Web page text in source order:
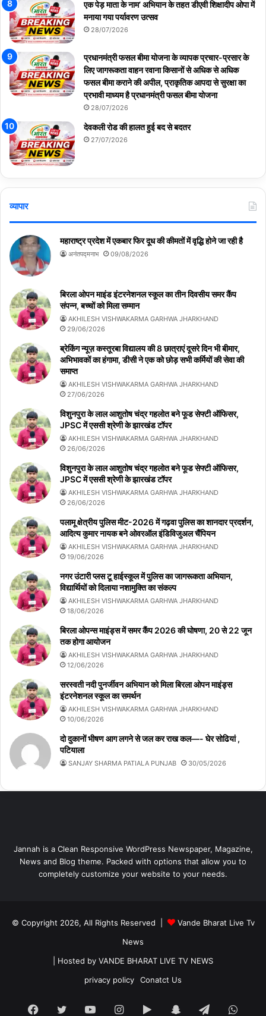
एक पेड़ माता के नाम’ अभियान के तहत डीएवी शिक्षादीप ओपा में
मनाया गया पर्यावरण उत्सव
28/07/2026
प्रधानमंत्री फसल बीमा योजना के व्यापक प्रचार-प्रसार के
लिए जागरूकता वाहन रवाना किसानों से अधिक से अधिक
फसल बीमा कराने की अपील, प्राकृतिक आपदा से सुरक्षा का
प्रभावी माध्यम है प्रधानमंत्री फसल बीमा योजना
28/07/2026
देवकली रोड की हालत हुई बद से बदतर
27/07/2026
व्यापार
महाराष्ट्र प्रदेश में एकबार फिर दूध की कीमतों में वृद्धि होने जा रही है
अनंतपद्मनाभ 09/08/2026
बिरला ओपन माइंड इंटरनेशनल स्कूल का तीन दिवसीय समर कैंप
संपन्न, बच्चों को मिला सम्मान
AKHILESH VISHWAKARMA GARHWA JHARKHAND
29/06/2026
ब्रेकिंग न्यूज़ कस्तूरबा विद्यालय की 8 छात्राएं दूसरे दिन भी बीमार,
अभिभावकों का हंगामा, डीसी ने एक को छोड़ सभी कर्मियों की सेवा की
समाप्त
AKHILESH VISHWAKARMA GARHWA JHARKHAND
27/06/2026
विशुनपुरा के लाल आशुतोष चंद्र गहलोत बने फूड सेफ्टी ऑफिसर,
JPSC में एससी श्रेणी के झारखंड टॉपर
AKHILESH VISHWAKARMA GARHWA JHARKHAND
26/06/2026
विशुनपुरा के लाल आशुतोष चंद्र गहलोत बने फूड सेफ्टी ऑफिसर,
JPSC में एससी श्रेणी के झारखंड टॉपर
AKHILESH VISHWAKARMA GARHWA JHARKHAND
26/06/2026
पलामू क्षेत्रीय पुलिस मीट-2026 में गढ़वा पुलिस का शानदार प्रदर्शन,
आदित्य कुमार नायक बने ओवरऑल इंडिविजुअल चैंपियन
AKHILESH VISHWAKARMA GARHWA JHARKHAND
19/06/2026
नगर उंटारी प्लस टू हाईस्कूल में पुलिस का जागरूकता अभियान,
विद्यार्थियों को दिलाया नशामुक्ति का संकल्प
AKHILESH VISHWAKARMA GARHWA JHARKHAND
18/06/2026
बिरला ओपन्स माइंड्स में समर कैंप 2026 की घोषणा, 20 से 22 जून
तक होगा आयोजन
AKHILESH VISHWAKARMA GARHWA JHARKHAND
12/06/2026
सरस्वती नदी पुनर्जीवन अभियान को मिला बिरला ओपन माइंड्स
इंटरनेशनल स्कूल का समर्थन
AKHILESH VISHWAKARMA GARHWA JHARKHAND
10/06/2026
दो दुकानों भीषण आग लगने से जल कर राख कल—- घेर सोढियां ,
पटियाला
SANJAY SHARMA PATIALA PUNJAB 30/05/2026
Jannah is a Clean Responsive WordPress Newspaper, Magazine,
News and Blog theme. Packed with options that allow you to
completely customize your website to your needs.
© Copyright 2026, All Rights Reserved |
Vande Bharat Live Tv
News
| Hosted by VANDE BHARAT LIVE TV NEWS
privacy policy
Conatct Us
Facebook
Twitter YouTubeInstagram
GoogleSnapchatTelegram